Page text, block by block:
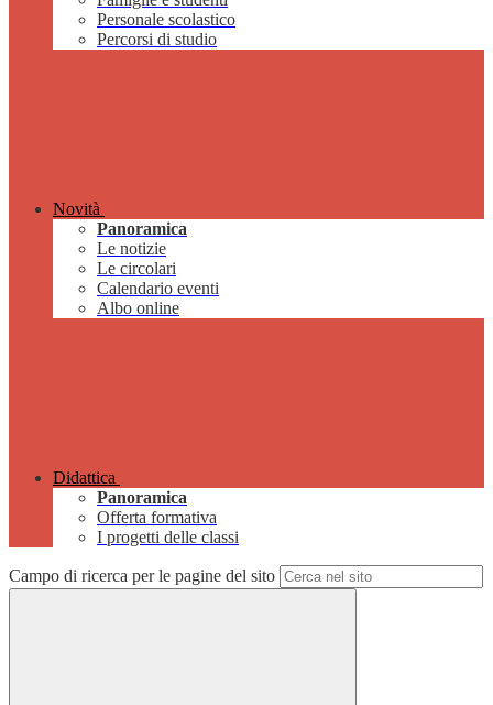
Personale scolastico
Percorsi di studio
Novità
Panoramica
Le notizie
Le circolari
Calendario eventi
Albo online
Didattica
Panoramica
Offerta formativa
I progetti delle classi
Campo di ricerca per le pagine del sito